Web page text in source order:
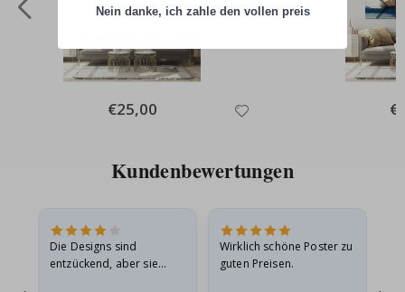
Special
Price
€25,00
Kundenbewertungen
Die Designs sind
entzückend, aber sie
Wirklich schöne Poster zu
guten Preisen.
Nein danke, ich zahle den vollen preis